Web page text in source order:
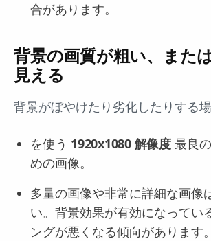
合があります。
背景の画質が粗い、また
見える
背景がぼやけたり劣化したりする
を使う 1920x1080 解像度最良
めの画像。
多量の画像や非常に詳細な画像
い。背景効果が有効になってい
ングが悪くなる傾向があります。